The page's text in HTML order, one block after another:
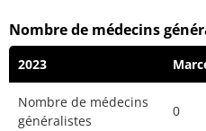
Nombre de médecins
2023
Nombre de médecins
généralistes
0